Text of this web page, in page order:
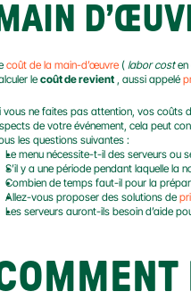
MAIN
coût de la main-d’œuvre ( labor cost en
le coût de revient , aussi appelé
vous ne faites pas attention, vos coûts
de votre événement, cela peut
les questions suivantes :
Le menu nécessite-t-il des serveurs ou
S’il y a une période pendant laquelle la
Combien de temps faut-il pour la
Allez-vous proposer des solutions de
Les serveurs auront-ils besoin d’aide